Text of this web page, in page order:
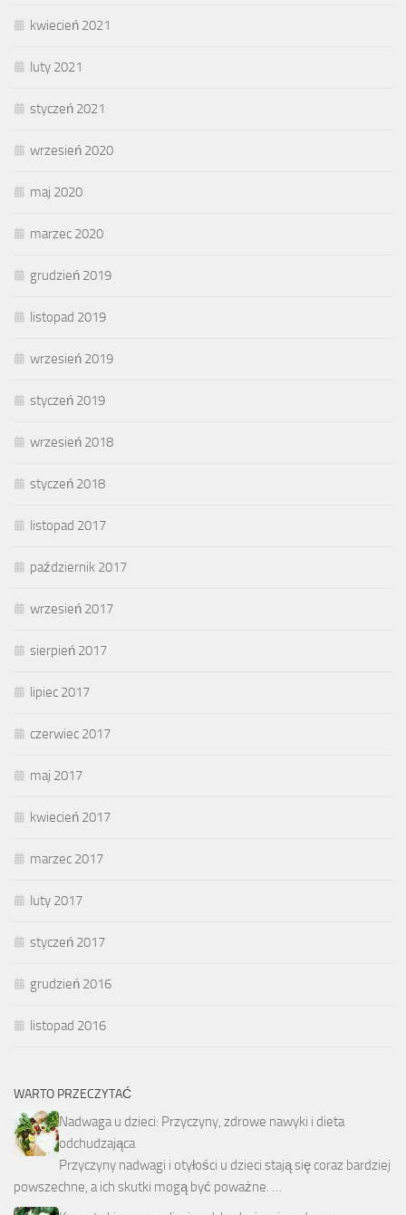
kwiecień 2021
luty 2021
styczeń 2021
wrzesień 2020
maj 2020
marzec 2020
grudzień 2019
listopad 2019
wrzesień 2019
styczeń 2019
wrzesień 2018
styczeń 2018
listopad 2017
październik 2017
wrzesień 2017
sierpień 2017
lipiec 2017
czerwiec 2017
maj 2017
kwiecień 2017
marzec 2017
luty 2017
styczeń 2017
grudzień 2016
listopad 2016
WARTO PRZECZYTAĆ
Nadwaga u dzieci: Przyczyny, zdrowe nawyki i dieta
odchudzająca
Przyczyny nadwagi i otyłości u dzieci stają się coraz bardziej
powszechne, a ich skutki mogą być poważne. …